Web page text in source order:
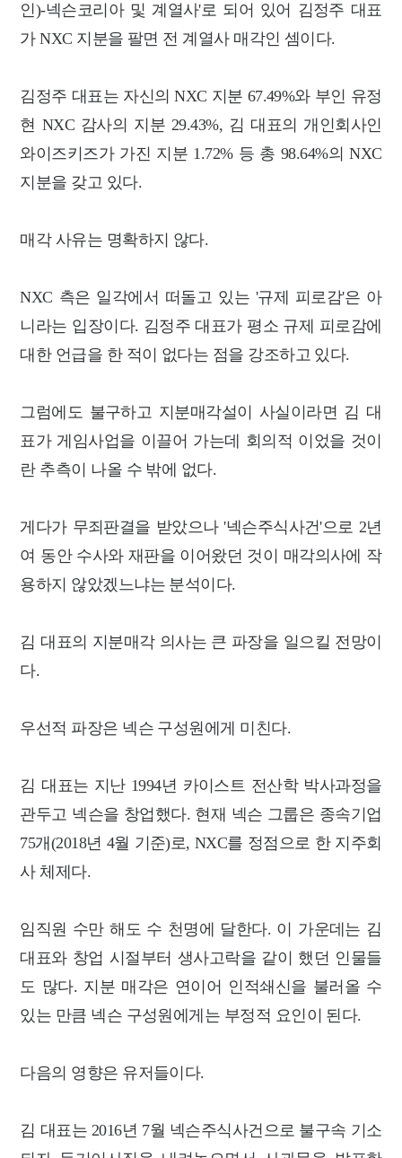
인)-넥슨코리아 및 계열사'로 되어 있어 김정주 대표
가 NXC 지분을 팔면 전 계열사 매각인 셈이다.
김정주 대표는 자신의 NXC 지분 67.49%와 부인 유정
현 NXC 감사의 지분 29.43%, 김 대표의 개인회사인
와이즈키즈가 가진 지분 1.72% 등 총 98.64%의 NXC
지분을 갖고 있다.
매각 사유는 명확하지 않다.
NXC 측은 일각에서 떠돌고 있는 '규제 피로감'은 아
니라는 입장이다. 김정주 대표가 평소 규제 피로감에
대한 언급을 한 적이 없다는 점을 강조하고 있다.
그럼에도 불구하고 지분매각설이 사실이라면 김 대
표가 게임사업을 이끌어 가는데 회의적 이었을 것이
란 추측이 나올 수 밖에 없다.
게다가 무죄판결을 받았으나 '넥슨주식사건'으로 2년
여 동안 수사와 재판을 이어왔던 것이 매각의사에 작
용하지 않았겠느냐는 분석이다.
김 대표의 지분매각 의사는 큰 파장을 일으킬 전망이
다.
우선적 파장은 넥슨 구성원에게 미친다.
김 대표는 지난 1994년 카이스트 전산학 박사과정을
관두고 넥슨을 창업했다. 현재 넥슨 그룹은 종속기업
75개(2018년 4월 기준)로, NXC를 정점으로 한 지주회
사 체제다.
임직원 수만 해도 수 천명에 달한다. 이 가운데는 김
대표와 창업 시절부터 생사고락을 같이 했던 인물들
도 많다. 지분 매각은 연이어 인적쇄신을 불러올 수
있는 만큼 넥슨 구성원에게는 부정적 요인이 된다.
다음의 영향은 유저들이다.
김 대표는 2016년 7월 넥슨주식사건으로 불구속 기소